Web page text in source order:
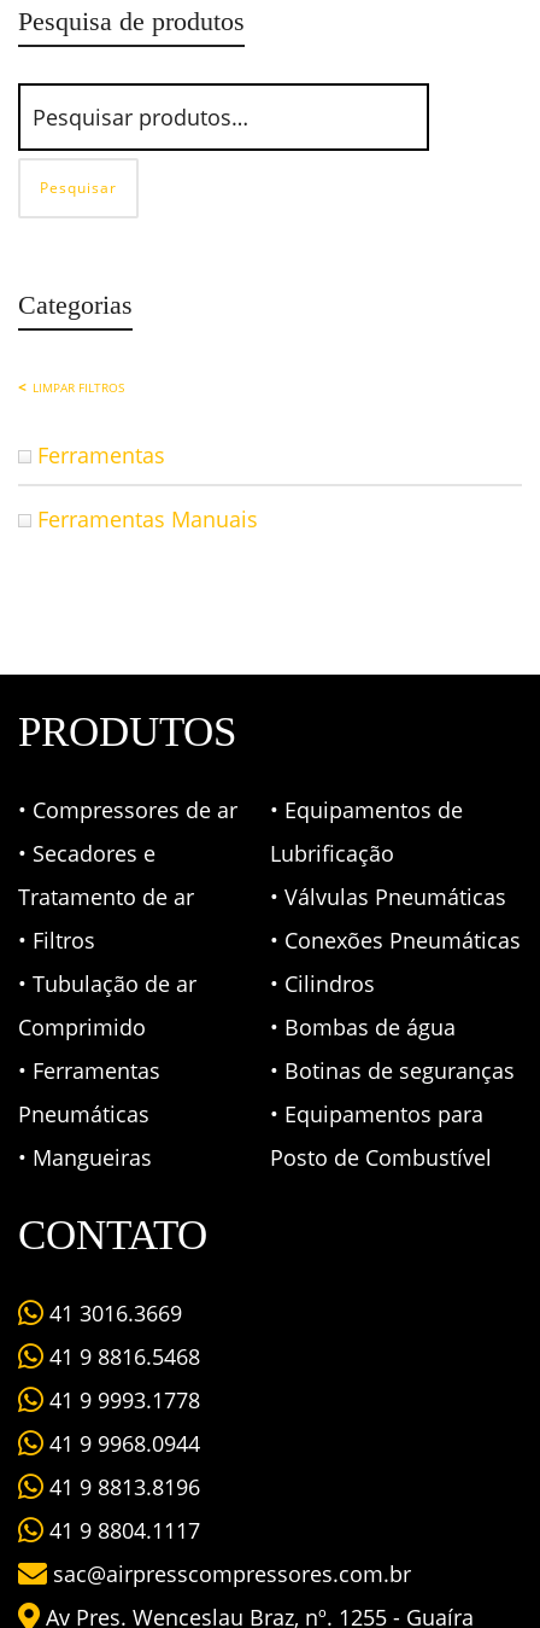
Pesquisa de produtos
Pesquisar
Categorias
LIMPAR FILTROS
Ferramentas
Ferramentas Manuais
PRODUTOS
• Compressores de ar
• Secadores e
Tratamento de ar
• Filtros
• Tubulação de ar
Comprimido
• Ferramentas
Pneumáticas
• Mangueiras
• Equipamentos de
Lubrificação
• Válvulas Pneumáticas
• Conexões Pneumáticas
• Cilindros
• Bombas de água
• Botinas de seguranças
• Equipamentos para
Posto de Combustível
CONTATO
41 3016.3669
41 9 8816.5468
41 9 9993.1778
41 9 9968.0944
41 9 8813.8196
41 9 8804.1117
sac@airpresscompressores.com.br
Av Pres. Wenceslau Braz, nº. 1255 - Guaíra